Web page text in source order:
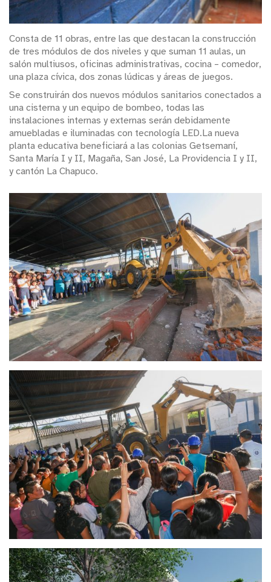
Consta de 11 obras, entre las que destacan la construcción
de tres módulos de dos niveles y que suman 11 aulas, un
salón multiusos, oficinas administrativas, cocina – comedor,
una plaza cívica, dos zonas lúdicas y áreas de juegos.
Se construirán dos nuevos módulos sanitarios conectados a
una cisterna y un equipo de bombeo, todas las
instalaciones internas y externas serán debidamente
amuebladas e iluminadas con tecnología LED.La nueva
planta educativa beneficiará a las colonias Getsemaní,
Santa María I y II, Magaña, San José, La Providencia I y II,
y cantón La Chapuco.